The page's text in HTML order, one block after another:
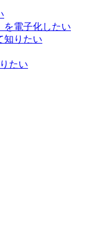
を電子化したい
知りたい
たい